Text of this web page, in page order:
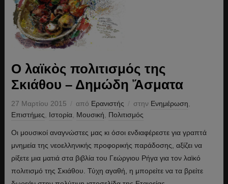
Ο λαϊκὸς πολιτισμός της
Σκιάθου – Δημώδη Ἄσματα
27 Μαρτίου 2015 από Ερανιστής στην Ενημέρωση
Επιστήμες
Ιστορία, Μουσική Πολιτισμός
Οι μουσικοί αναγνώστες μας κι όσοι ενδιαφέρεστε για γραπτά
μνημεία της νεοελληνικής προφορικής παράδοσης, αξίζει να
ρίξετε μια ματιά στα βιβλία του Γεώργιου Ρήγα για τον λαϊκό
πολιτισμό της Σκιάθου. Τύχη αγαθή, η μπορείτε να τα βρείτε